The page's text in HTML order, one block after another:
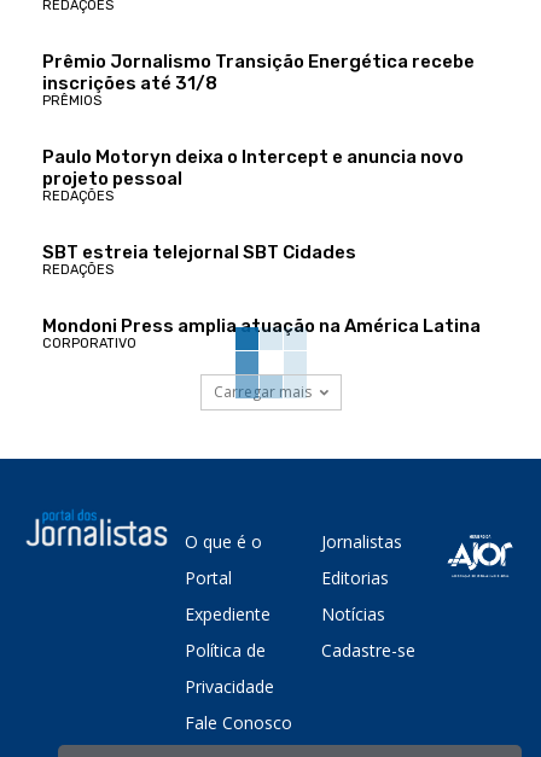
REDAÇÕES
Prêmio Jornalismo Transição Energética recebe
inscrições até 31/8
PRÊMIOS
Paulo Motoryn deixa o Intercept e anuncia novo
projeto pessoal
REDAÇÕES
SBT estreia telejornal SBT Cidades
REDAÇÕES
Mondoni Press amplia atuação na América Latina
CORPORATIVO
Carregar mais
O que é o
Portal
Expediente
Política de
Privacidade
Fale Conosco
Jornalistas
Editorias
Notícias
Cadastre-se